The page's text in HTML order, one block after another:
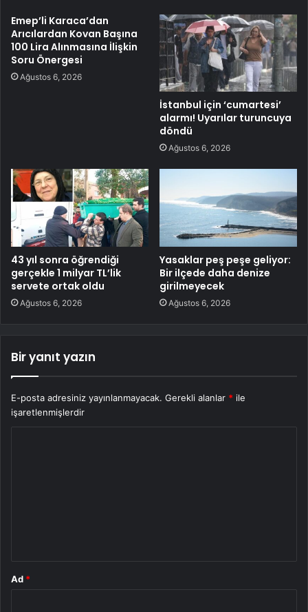
Emep’li Karaca’dan
Arıcılardan Kovan Başına
100 Lira Alınmasına İlişkin
Soru Önergesi
Ağustos 6, 2026
İstanbul için ‘cumartesi’
alarmı! Uyarılar turuncuya
döndü
Ağustos 6, 2026
43 yıl sonra öğrendiği
gerçekle 1 milyar TL’lik
servete ortak oldu
Ağustos 6, 2026
Yasaklar peş peşe geliyor:
Bir ilçede daha denize
girilmeyecek
Ağustos 6, 2026
Bir yanıt yazın
E-posta adresiniz yayınlanmayacak. Gerekli alanlar * ile
işaretlenmişlerdir
Ad *